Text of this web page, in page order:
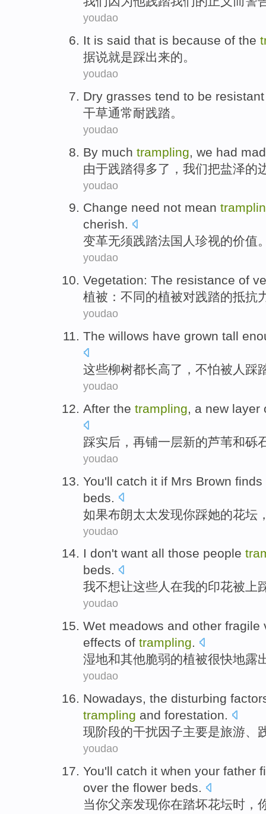
youdao
It is said that is because of the
据说就是踩出来的。
youdao
Dry grasses tend to be resistant
干草通常耐践踏。
youdao
By much trampling we had
由于践踏得多了 ， 我们把盐泽的
youdao
Change need not mean
cherish.
变革无须践踏法国人 珍视的价值
youdao
Vegetation: The resistance of
植被 ： 不同的植被对践踏的抵抗
youdao
The willows have grown tall
这些柳树都长高了，不怕被人 踩
youdao
After the trampling, a new layer
踩实后 ，再铺一层新的芦苇和砾
youdao
You'll catch it if Mrs Brown finds
beds
如果布朗太太发现你踩她的花坛
youdao
I don't want all those people
beds.
我不想让这些人 在我的印花被上
youdao
Wet meadows and other fragile
effects of trampling.
湿地和其他脆弱的植被很快地露
youdao
Nowadays, the disturbing
trampling and forestation.
现阶段的干扰因子主要是旅游、
youdao
You'll catch it when your father
over the flower beds.
当你父亲发现你在踏坏花坛时，